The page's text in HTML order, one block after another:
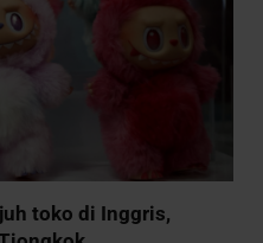
toko di Inggris,